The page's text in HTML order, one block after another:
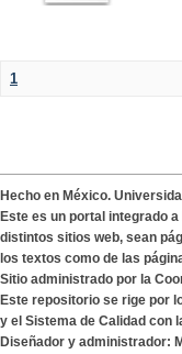
1
Hecho en México.
Este es un portal integrado
distintos sitios web, sean
los textos como de las
Sitio administrado por la
Este repositorio se rige por
y el Sistema de Calidad con
Diseñador y administrador: